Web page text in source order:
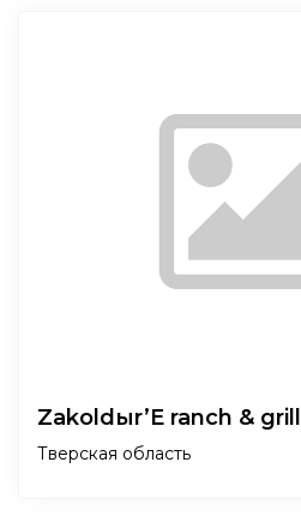
Zakoldыr’E ranch & grill
Тверская область